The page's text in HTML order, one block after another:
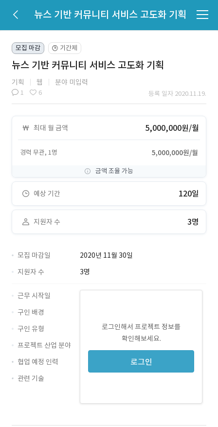
뉴스 기반 커뮤니티 서비스 고도화 기획
모집 마감 🕒 기간제
뉴스 기반 커뮤니티 서비스 고도화 기획
기획 웹 분야 미입력
1 6 등록 일자 2020.11.19.
최대 월 금액 5,000,000원/월
경력 무관, 1명 5,000,000원/월
금액 조율 가능
예상 기간 120일
지원자 수 3명
모집 마감일
2020년 11월 30일
지원자 수
3명
로그인해서 프로젝트 정보를
확인해보세요.
로그인
근무 시작일
구인 배경
구인 유형
프로젝트 산업 분야
협업 예정 인력
관련 기술